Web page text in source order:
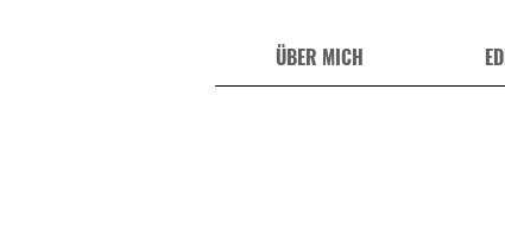
ÜBER MICH